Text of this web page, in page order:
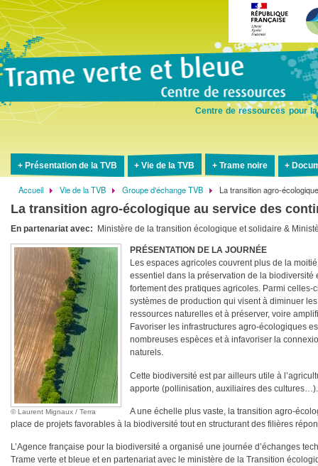
Centre de ressources pour
Présentation de la TVB Vie de la TVB Trame noire
Fil
d'Ariane
Accueil Vie de la TVB Groupe d'échange TVB La transition agro-
La transition agro-écologique au service des
En partenariat avec Ministère de la transition écologique et solidaire &
Laurent Mignaux / Terra
PRÉSENTATION DE LA JOURNÉE
Les espaces agricoles couvrent plus de la
essentiel dans la préservation de la
fortement des pratiques agricoles. Parmi celles-
systèmes de production qui visent à diminuer
ressources naturelles et à préserver, voire
Favoriser les infrastructures agro-écologiques
nombreuses espèces et à infavoriser la
naturels.
Cette biodiversité est par ailleurs utile à
apporte (pollinisation, auxiliaires des cultures…).
A une échelle plus vaste, la transition agro-
place de projets favorables à la biodiversité tout en structurant des filières
L’Agence française pour la biodiversité a organisé une journée d’échanges
Trame verte et bleue et en partenariat avec le ministère de la Transition